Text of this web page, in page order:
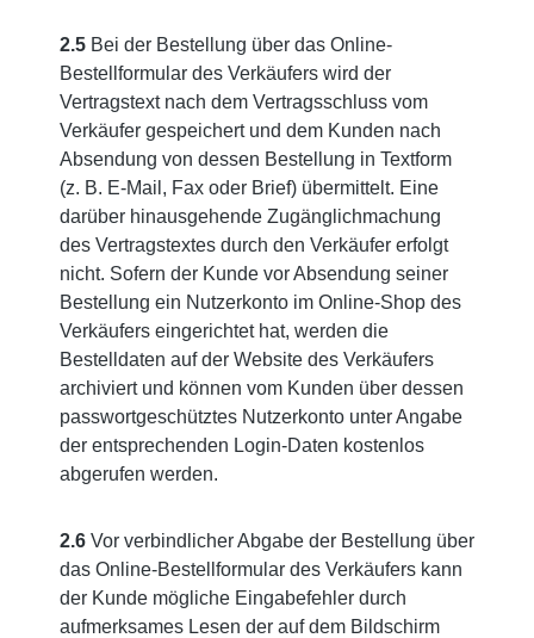
2.5 Bei der Bestellung über das Online-
Bestellformular des Verkäufers wird der
Vertragstext nach dem Vertragsschluss vom
Verkäufer gespeichert und dem Kunden nach
Absendung von dessen Bestellung in Textform
(z. B. E-Mail, Fax oder Brief) übermittelt. Eine
darüber hinausgehende Zugänglichmachung
des Vertragstextes durch den Verkäufer erfolgt
nicht. Sofern der Kunde vor Absendung seiner
Bestellung ein Nutzerkonto im Online-Shop des
Verkäufers eingerichtet hat, werden die
Bestelldaten auf der Website des Verkäufers
archiviert und können vom Kunden über dessen
passwortgeschütztes Nutzerkonto unter Angabe
der entsprechenden Login-Daten kostenlos
abgerufen werden.
2.6 Vor verbindlicher Abgabe der Bestellung über
das Online-Bestellformular des Verkäufers kann
der Kunde mögliche Eingabefehler durch
aufmerksames Lesen der auf dem Bildschirm